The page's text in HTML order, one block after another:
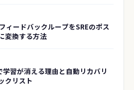
ィードバックループをSREのポス
変換する方法
習が消える理由と自動リカバリ
クリスト